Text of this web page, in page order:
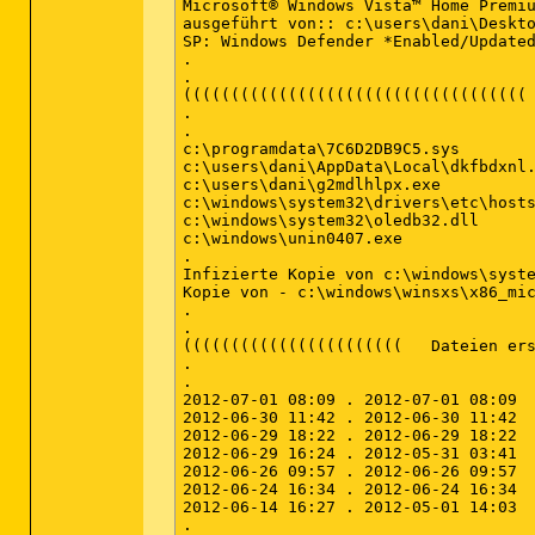
[2012.04.29 19:36:11 | 000,000,000
[2012.01.04 11:11:24 |
[2010.02.16 17:44:15 |
[2012.06.24 19:17:31 | 000,000,000
[2010.02.16 17:44:29 | 000,000,000
[2006.11.02 15:02:03 | 000,000,000
[2006.11.23 11:53:33 | 000,000,000 |
[2006.11.23 14:33:04 |
[2012.01.03 11:11:46 |
[2012.06.29 20:22:39 |
[2012.05.12 21:20:06 | 000,000,000
[2006.11.23 11:53:33 | 000,000,000 |
[2012.06.29 21:02:51 | 000,000,000 |
[2009.04.15 12:46:11 |
[2008.03.03 23:54:26 | 000,000,000
[2007.04.13 21:03:50 | 000,000,000
[2008.01.03 17:27:57 | 000,000,000
[2012.06.26 15:27:47 | 000,000,000
< %PROGRAMFILES%\*.exe >
< %LOCALAPPDATA%\*.exe >
[2012.06.26 09:25:43 |
< %systemroot%\*. /mp /s >
< MD5 for: AGP440.SYS  >
[2008.01.18 23:42:26 | 000,056,376 |
[2008.01.18 23:42:26 | 000,056,376 |
[2008.01.18 23:42:26 | 000,056,376 |